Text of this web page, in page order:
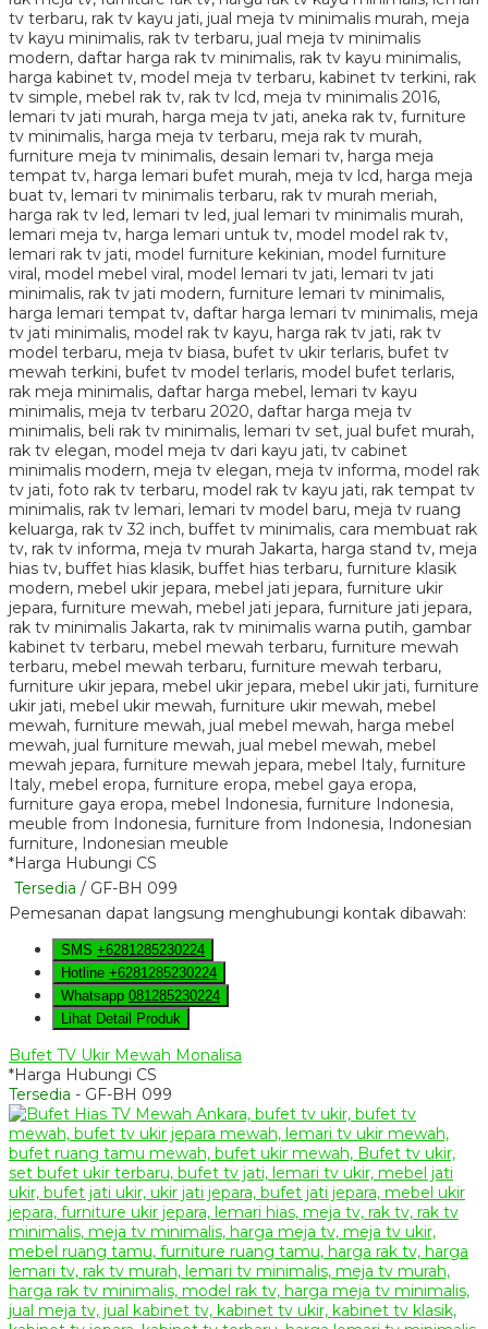
*Harga Hubungi CS
Tersedia / GF-BH 099
Pemesanan dapat langsung menghubungi kontak dibawah:
SMS +6281285230224
Hotline +6281285230224
Whatsapp 081285230224
Lihat Detail Produk
Bufet TV Ukir Mewah Monalisa
*Harga Hubungi CS
Tersedia - GF-BH 099